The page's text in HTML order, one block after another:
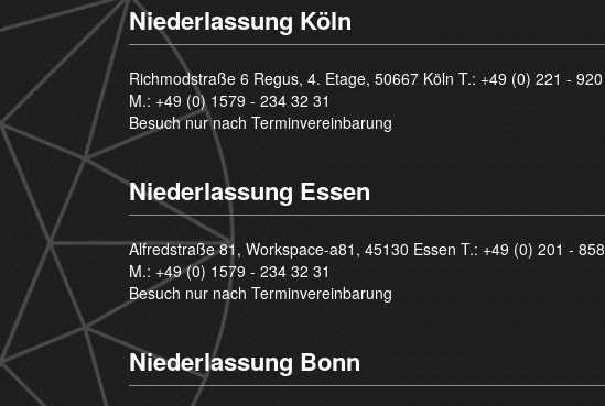
Niederlassung Köln
Richmodstraße 6 Regus, 4. Etage, 50667 Köln T.: +49 (0) 221 -
M.: +49 (0) 1579 - 234 32 31
Besuch nur nach Terminvereinbarung
Niederlassung Essen
Alfredstraße 81, Workspace-a81, 45130 Essen T.: +49 (0) 201 -
M.: +49 (0) 1579 - 234 32 31
Besuch nur nach Terminvereinbarung
Niederlassung Bonn